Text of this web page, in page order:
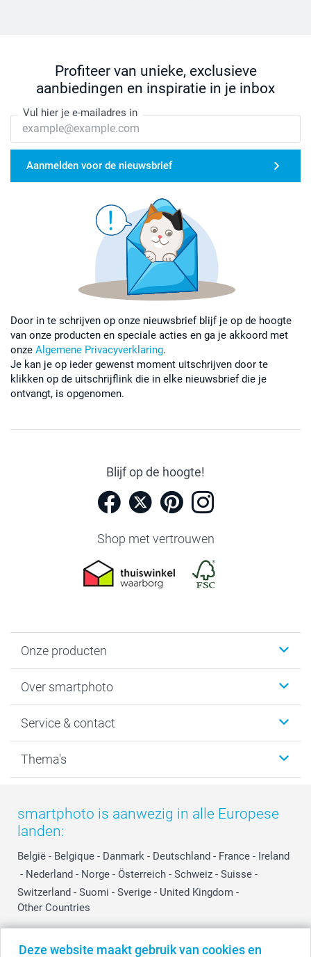
Deze website maakt gebruik van cookies en
Profiteer van unieke, exclusieve
aanbiedingen en inspiratie in je inbox
Vul hier je e-mailadres in
Aanmelden voor de nieuwsbrief
Door in te schrijven op onze nieuwsbrief blijf je op de hoogte
van onze producten en speciale acties en ga je akkoord met
onze Algemene Privacyverklaring.
Je kan je op ieder gewenst moment uitschrijven door te
klikken op de uitschrijflink die in elke nieuwsbrief die je
ontvangt, is opgenomen.
Blijf op de hoogte!
Shop met vertrouwen
Onze producten
Fotoboeken
Fotocadeaus
Kaarten
Over smartphoto
Vacatures
Bestelproces
Privacy
Cookiebeleid
Reviews
Prijslijst
Investor Relations
Service & contact
Tevredenheidsgarantie
smartbonus
smartfriends
service@smartphoto.nl
Affiliate partnerprogramma
Partnerships
Influencer partnerprogramma
Thema's
Moederdag
Vaderdag
Huwelijk
smartphoto is aanwezig in alle Europese
landen:
België - Belgique - Danmark - Deutschland - France - Ireland
- Nederland - Norge - Österreich - Schweiz - Suisse -
Switzerland - Suomi - Sverige - United Kingdom -
Other Countries